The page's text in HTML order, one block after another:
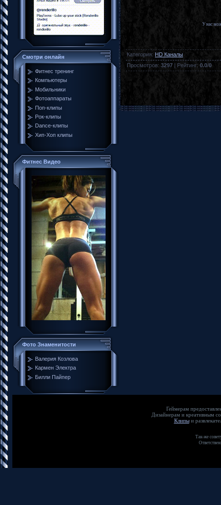
Смотри онлайн
Фитнес тренинг
Компьютеры
Мобильники
Фотоаппараты
Поп-клипы
Рок-клипы
Dance-клипы
Хип-Хоп клипы
Фитнес Видео
Фото Знаменитости
Валерия Козлова
Кармен Электра
Билли Пайпер
У нас
Категория: HD Каналы
Просмотров: 3297 | Рейтинг: 0.0/0
Геймерам
Дизайнерам и
Клипы
и
Так-же